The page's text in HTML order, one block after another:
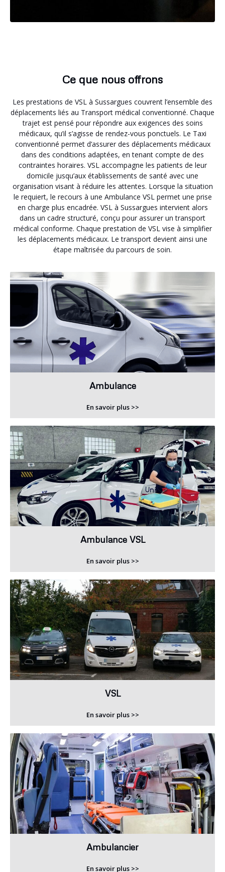
Ce que nous offrons
Les prestations de VSL à Sussargues couvrent l’ensemble des
déplacements liés au Transport médical conventionné. Chaque
trajet est pensé pour répondre aux exigences des soins
médicaux, qu’il s’agisse de rendez-vous ponctuels. Le Taxi
conventionné permet d’assurer des déplacements médicaux
dans des conditions adaptées, en tenant compte de des
contraintes horaires. VSL accompagne les patients de leur
domicile jusqu’aux établissements de santé avec une
organisation visant à réduire les attentes. Lorsque la situation
le requiert, le recours à une Ambulance VSL permet une prise
en charge plus encadrée. VSL à Sussargues intervient alors
dans un cadre structuré, conçu pour assurer un transport
médical conforme. Chaque prestation de VSL vise à simplifier
les déplacements médicaux. Le transport devient ainsi une
étape maîtrisée du parcours de soin.
Ambulance
En savoir plus >>
Ambulance VSL
En savoir plus >>
VSL
En savoir plus >>
Ambulancier
En savoir plus >>